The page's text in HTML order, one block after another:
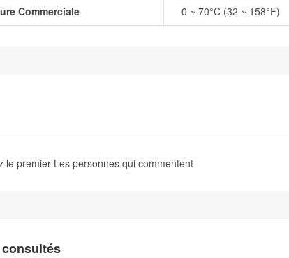
Commerciale 0 ~ 70°C (32 ~ 158°F)
le premier Les personnes qui commentent